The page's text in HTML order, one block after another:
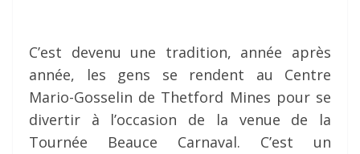
C’est devenu une tradition, année après
année, les gens se rendent au Centre
Mario-Gosselin de Thetford Mines pour se
divertir à l’occasion de la venue de la
Tournée Beauce Carnaval. C’est un